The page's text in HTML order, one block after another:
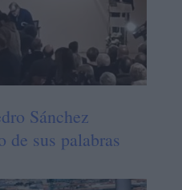
Sánchez
de sus palabras